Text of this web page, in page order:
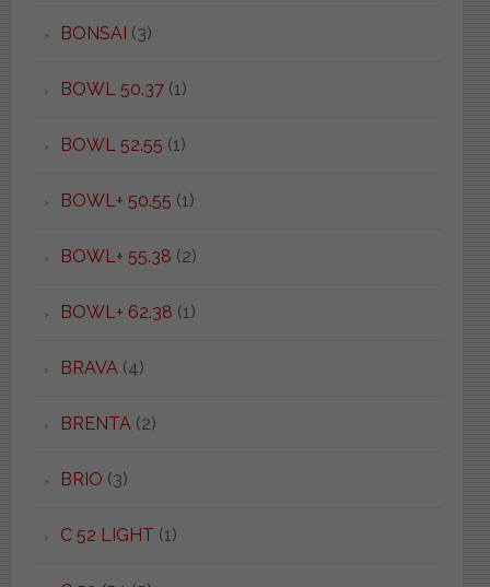
BONSAI (3)
BOWL 50.37(1)
BOWL 52.55 (1)
BOWL+ 50.55 (1)
BOWL+ 55.38 (2)
BOWL+ 62.38 (1)
BRAVA (4)
BRENTA (2)
BRIO (3)
C 52 LIGHT (1)